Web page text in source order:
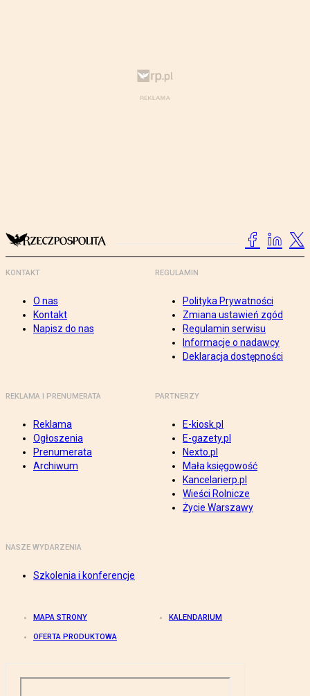
KONTAKT
O nas
Kontakt
Napisz do nas
REGULAMIN
Polityka Prywatności
Zmiana ustawień zgód
Regulamin serwisu
Informacje o nadawcy
Deklaracja dostępności
REKLAMA I PRENUMERATA
Reklama
Ogłoszenia
Prenumerata
Archiwum
PARTNERZY
E-kiosk.pl
E-gazety.pl
Nexto.pl
Mała księgowość
Kancelarierp.pl
Wieści Rolnicze
Życie Warszawy
NASZE WYDARZENIA
Szkolenia i konferencje
MAPA STRONY KALENDARIUM
OFERTA PRODUKTOWA